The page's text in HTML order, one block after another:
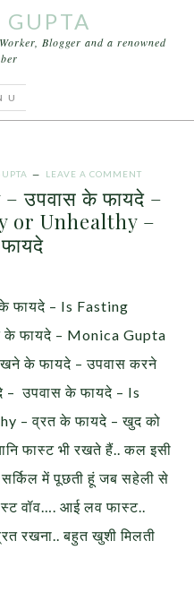
Blogger and a renowned
or Unhealthy –
LEAVE A COMMENT
उपवास के फायदे –
or Unhealthy –
फायदे – Is Fasting
फायदे – Monica Gupta
के फायदे – उपवास करने
– उपवास के फायदे – Is
– व्रत के फायदे – खुद को
फास्ट भी रखते हैं.. कल इसी
में पूछती हूं जब सहेली से
वॉव…. आई लव फास्ट..
रखना.. बहुत खुशी मिलती